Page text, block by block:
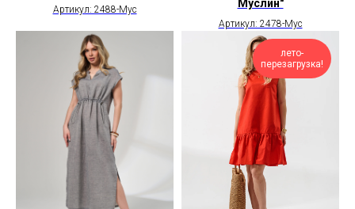
Артикул: 2488-Мус
Муслин"
Артикул: 2478-Мус
лето-
перезагрузка!